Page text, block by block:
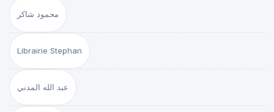
محمود شاكر
Librairie Stephan
عبد الله المدني